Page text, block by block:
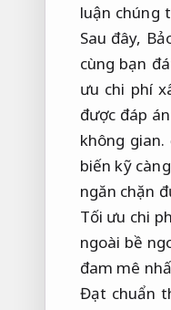
luận chúng
Sau đây,
cùng bạn
ưu chi phí
được đáp
không gian.
biến kỹ
ngăn chặn
Tối ưu chi
ngoài bề
đam mê
Đạt chuẩn